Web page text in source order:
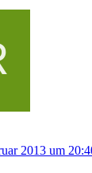
2013 um